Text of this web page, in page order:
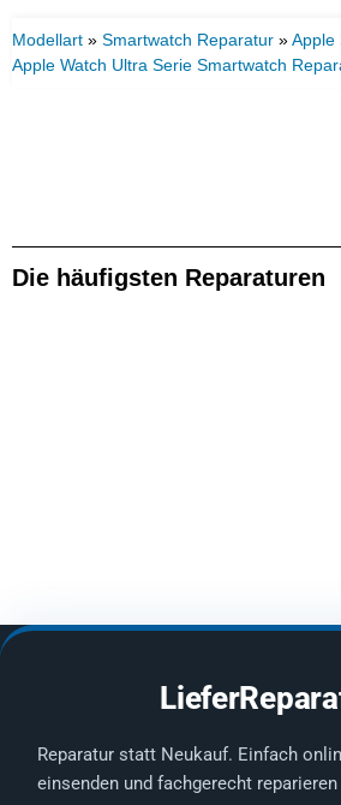
Modellart » Smartwatch Reparatur »Apple
Apple Watch Ultra Serie Smartwatch
Die häufigsten Reparaturen
Reparatur statt Neukauf. Einfach
einsenden und fachgerecht